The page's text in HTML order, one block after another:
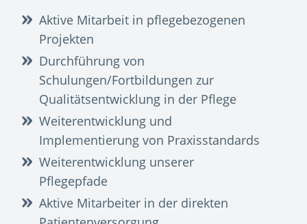
Aktive Mitarbeit in pflegebezogenen
Projekten
Durchführung von
Schulungen/Fortbildungen zur
Qualitätsentwicklung in der Pflege
Weiterentwicklung und
Implementierung von Praxisstandards
Weiterentwicklung unserer
Pflegepfade
Aktive Mitarbeiter in der direkten